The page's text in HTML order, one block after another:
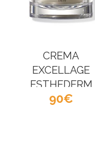
CREMA
EXCELLAGE
ESTHEDERM
90